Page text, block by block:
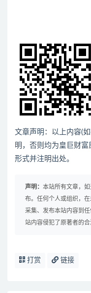
文章声明：以上内容(
明，否则均为皇巨财富
形式并注明出处。
声明： 本站所有文章，
布。任何个人或组织，
采集、发布本站内容到
站内容侵犯了原著者的合
打赏 链接